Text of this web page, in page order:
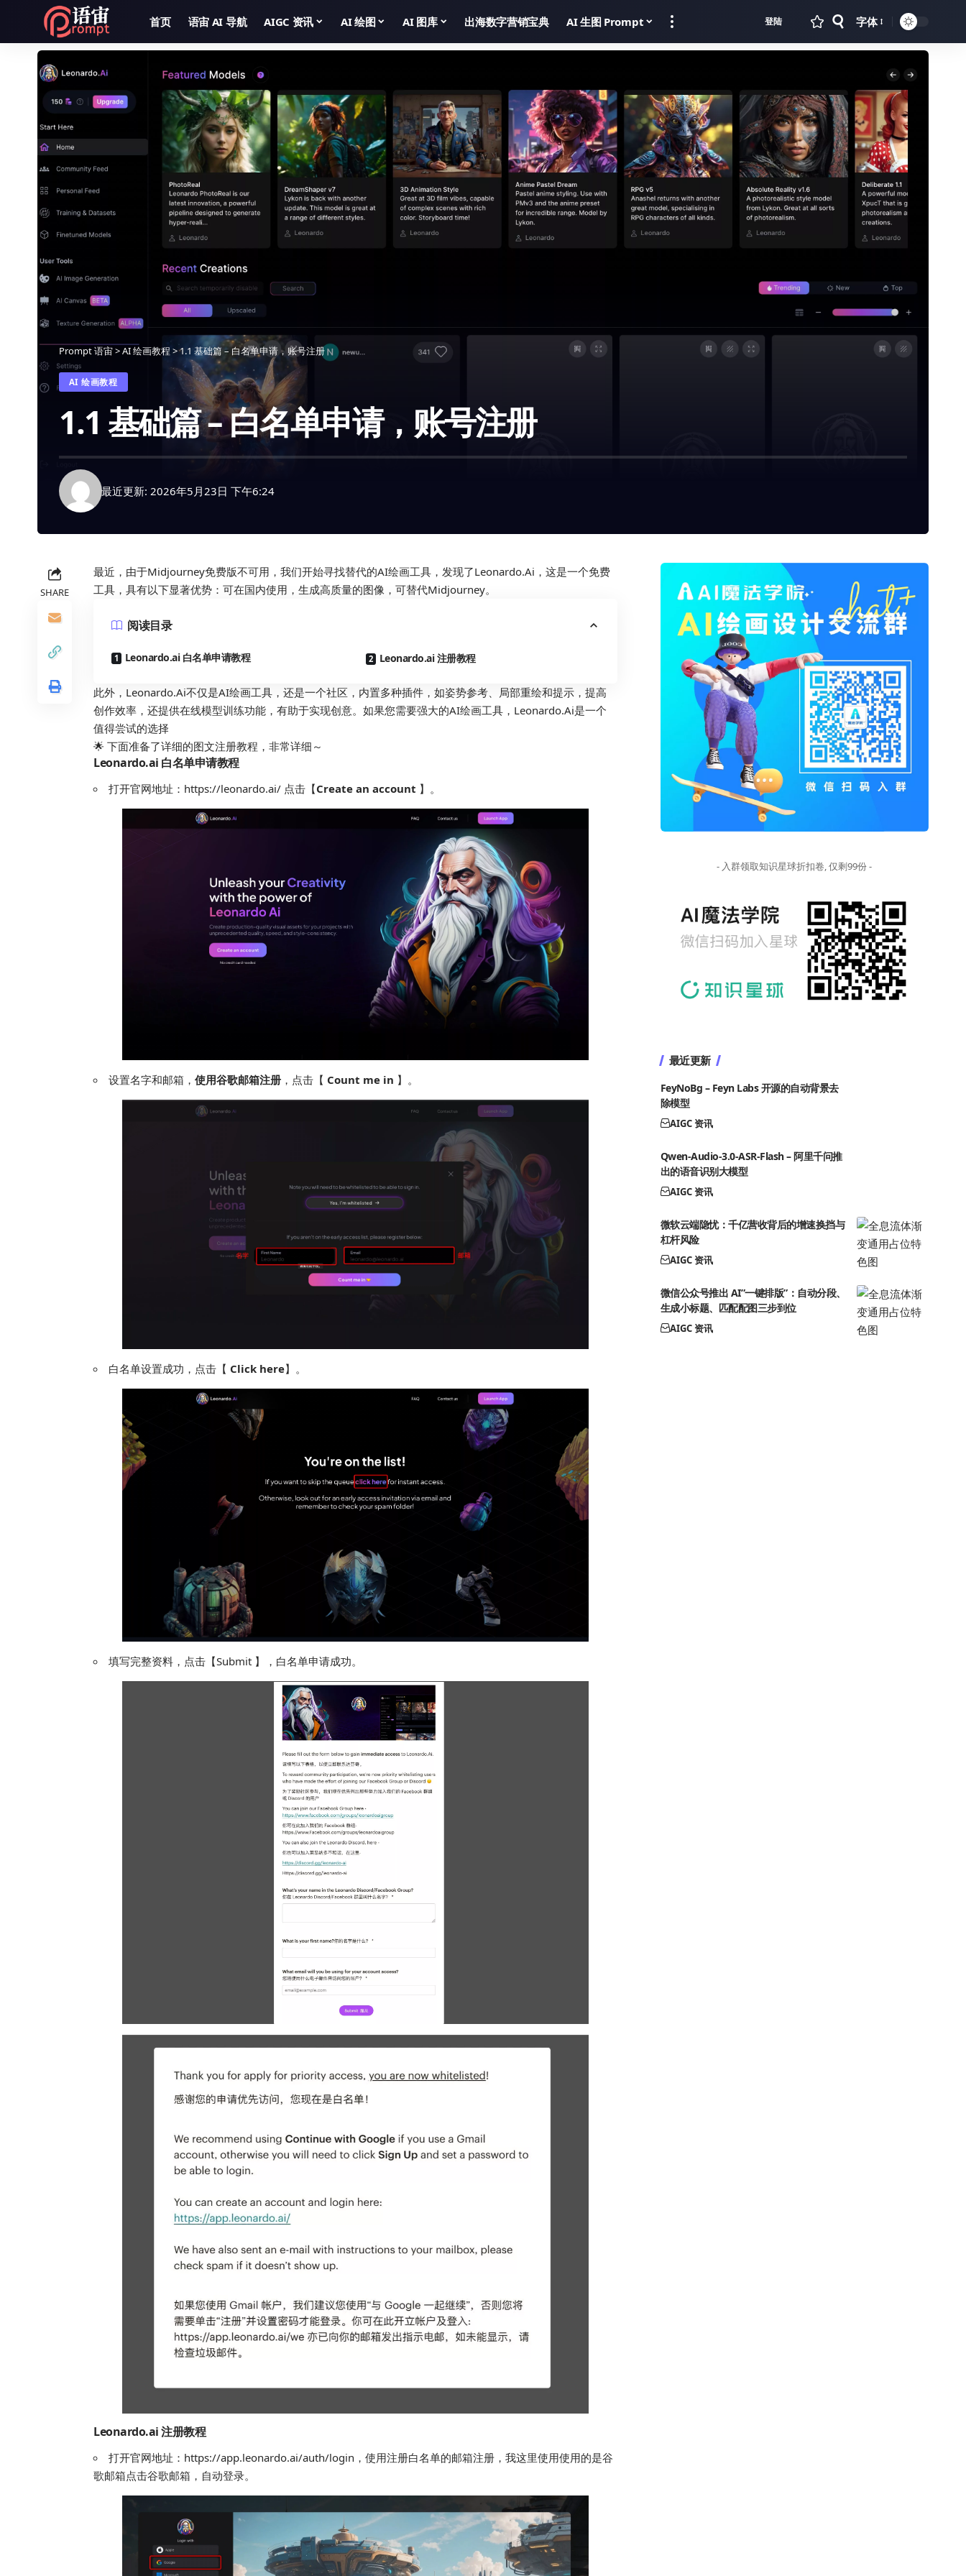
首页 语宙 AI 导航 AIGC 资讯 AI 绘图 AI 图库 出海数字营销宝典 AI 生图 Prompt 登陆
Font
Resizer
字体
Prompt 语宙>AI 绘画教程 >1.1 基础篇 – 白名单申请，账号注册
AI 绘画教程
1.1 基础篇 – 白名单申请，账号注册
最近更新: 2026年5月23日 下午6:24
SHARE
最近，由于Midjourney免费版不可用，我们开始寻找替代的AI绘画工具，发现了Leonardo.Ai，这是一个免费
工具，具有以下显著优势：可在国内使用，生成高质量的图像，可替代Midjourney。
阅读目录
Leonardo.ai 白名单申请教程 Leonardo.ai 注册教程
此外，Leonardo.Ai不仅是AI绘画工具，还是一个社区，内置多种插件，如姿势参考、局部重绘和提示，提高
创作效率，还提供在线模型训练功能，有助于实现创意。如果您需要强大的AI绘画工具，Leonardo.Ai是一个
值得尝试的选择
🌟 下面准备了详细的图文注册教程，非常详细～
Leonardo.ai 白名单申请教程
打开官网地址： https://leonardo.ai/ 点击【Create an account 】。
设置名字和邮箱， 使用谷歌邮箱注册 ，点击【 Count me in 】。
白名单设置成功，点击【 Click here】。
填写完整资料，点击【Submit 】，白名单申请成功。
Leonardo.ai 注册教程
打开官网地址： https://app.leonardo.ai/auth/login ，使用注册白名单的邮箱注册，我这里使用使用的是谷
歌邮箱点击谷歌邮箱，自动登录。
- 入群领取知识星球折扣卷, 仅剩99份 -
最近更新
FeyNoBg – Feyn Labs 开源的自动背景去
除模型
AIGC 资讯
Qwen-Audio-3.0-ASR-Flash – 阿里千问推
出的语音识别大模型
AIGC 资讯
微软云端隐忧：千亿营收背后的增速换挡与
杠杆风险
AIGC 资讯
微信公众号推出 AI”一键排版”：自动分段、
生成小标题、匹配配图三步到位
AIGC 资讯